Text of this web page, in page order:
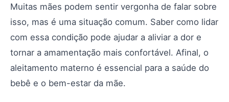
Muitas mães podem sentir vergonha de falar sobre
isso, mas é uma situação comum. Saber como lidar
com essa condição pode ajudar a aliviar a dor e
tornar a amamentação mais confortável. Afinal, o
aleitamento materno é essencial para a saúde do
bebê e o bem-estar da mãe.